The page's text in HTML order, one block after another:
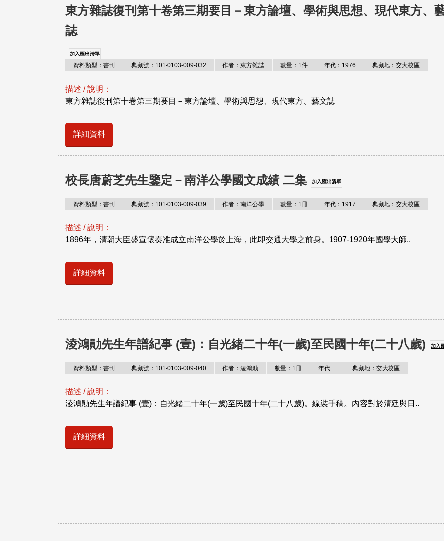
東方雜誌復刊第十卷第三期要目－東方論壇、學術與思想、現代東方、
誌
加入匯出清單
資料類型：書刊 典藏號：101-0103-009-032 作者：東方雜誌 數量：1件 年代：1976 典藏地：交大校區
描述 / 說明：
東方雜誌復刊第十卷第三期要目－東方論壇、學術與思想、現代東方、藝文誌
詳細資料
校長唐蔚芝先生鑒定－南洋公學國文成績 二集 加入匯出清單
資料類型：書刊 典藏號：101-0103-009-039 作者：南洋公學 數量：1冊 年代：1917 典藏地：交大校區
描述 / 說明：
1896年，清朝大臣盛宣懷奏准成立南洋公學於上海，此即交通大學之前身。1907-1920年國學大師..
詳細資料
淩鴻勛先生年譜紀事 (壹)：自光緒二十年(一歲)至民國十年(二十八歲) 加入
資料類型：書刊 典藏號：101-0103-009-040 作者：淩鴻勛 數量：1冊 年代： 典藏地：交大校區
描述 / 說明：
淩鴻勛先生年譜紀事 (壹)：自光緒二十年(一歲)至民國十年(二十八歲)。線裝手稿。內容對於清廷與日..
詳細資料